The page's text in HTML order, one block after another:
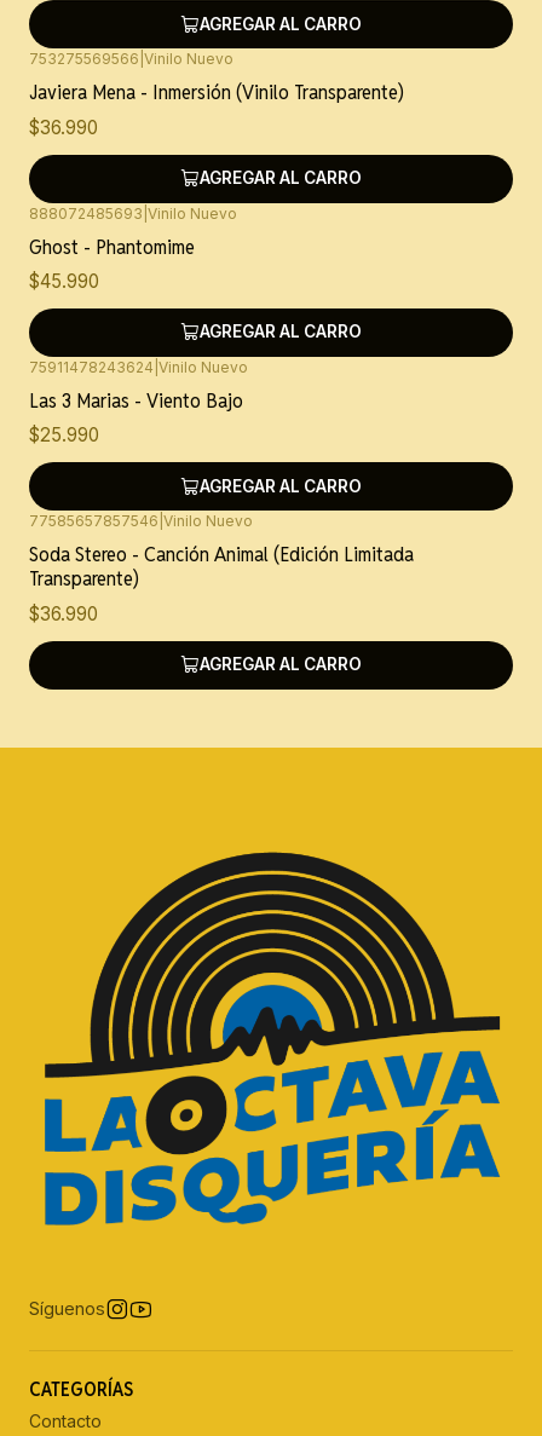
AGREGAR AL CARRO
753275569566 Vinilo Nuevo
Javiera Mena - Inmersión (Vinilo Transparente)
$36.990
AGREGAR AL CARRO
888072485693 Vinilo Nuevo
Ghost - Phantomime
$45.990
AGREGAR AL CARRO
75911478243624 Vinilo Nuevo
Las 3 Marias - Viento Bajo
$25.990
AGREGAR AL CARRO
77585657857546 Vinilo Nuevo
Soda Stereo - Canción Animal (Edición Limitada
Transparente)
$36.990
AGREGAR AL CARRO
Síguenos
CATEGORÍAS
Contacto